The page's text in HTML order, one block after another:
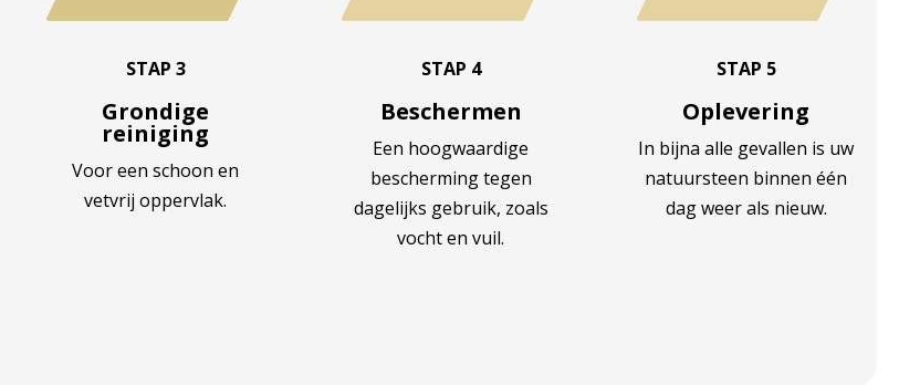
STAP 3
Grondige
reiniging
Voor een schoon en
vetvrij oppervlak.
STAP 4
Beschermen
Een hoogwaardige
bescherming tegen
dagelijks gebruik, zoals
vocht en vuil.
STAP 5
Oplevering
In bijna alle gevallen is uw
natuursteen binnen één
dag weer als nieuw.